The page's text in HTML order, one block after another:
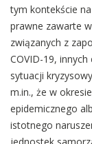
tym kontekście
prawne zawarte
związanych z
COVID-19,
sytuacji
m.in., że w
epidemicznego
istotnego
jednostek